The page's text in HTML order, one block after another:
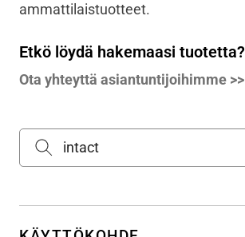
ammattilaistuotteet.
Etkö löydä hakemaasi tuotetta?
Ota yhteyttä asiantuntijoihimme >>